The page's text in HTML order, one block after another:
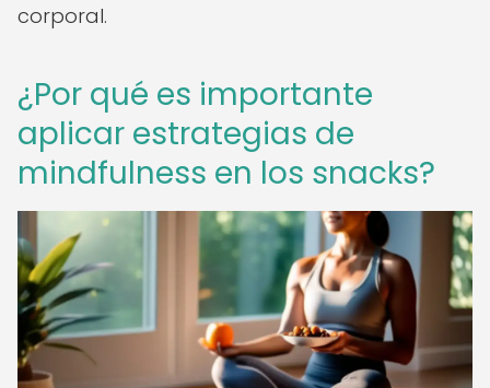
corporal.
¿Por qué es importante
aplicar estrategias de
mindfulness en los snacks?